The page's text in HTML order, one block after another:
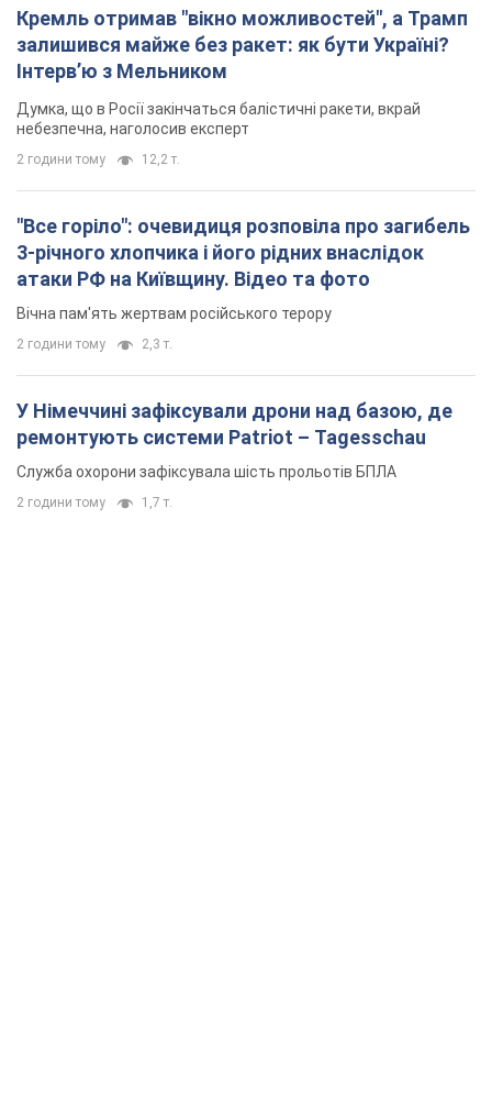
Кремль отримав "вікно можливостей", а Трамп
залишився майже без ракет: як бути Україні?
Інтерв’ю з Мельником
Думка, що в Росії закінчаться балістичні ракети, вкрай
небезпечна, наголосив експерт
2 години тому 12,2 т.
"Все горіло": очевидиця розповіла про загибель
3-річного хлопчика і його рідних внаслідок
атаки РФ на Київщину. Відео та фото
Вічна пам'ять жертвам російського терору
2 години тому 2,3 т.
У Німеччині зафіксували дрони над базою, де
ремонтують системи Patriot – Tagesschau
Служба охорони зафіксувала шість прольотів БПЛА
2 години тому 1,7 т.